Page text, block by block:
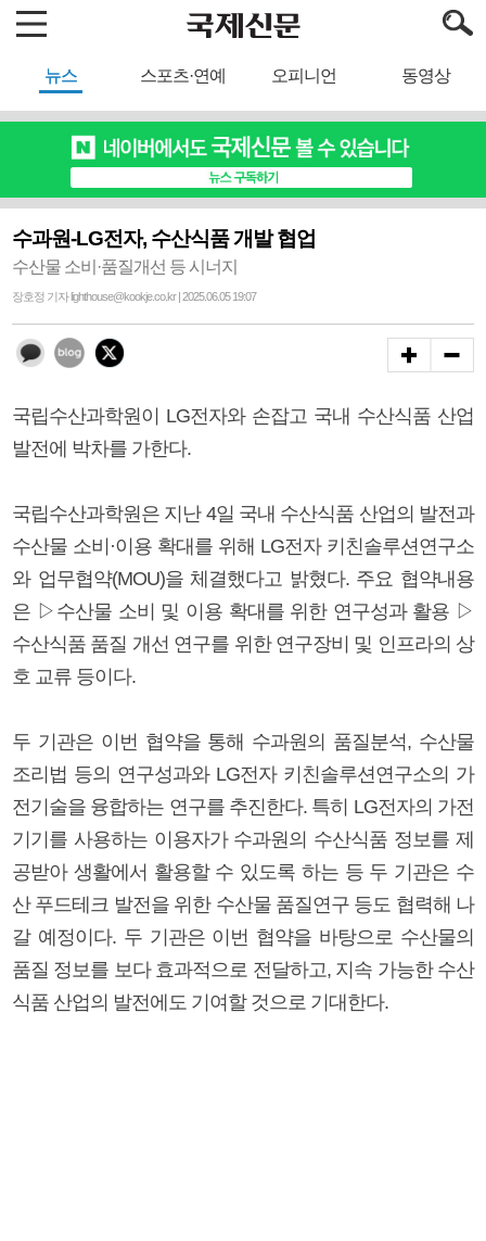
뉴스 스포츠·연예 오피니언 동영상
수과원-LG전자, 수산식품 개발 협업
수산물 소비·품질개선 등 시너지
장호정 기자 lighthouse@kookje.co.kr | 2025.06.05 19:07
국립수산과학원이 LG전자와 손잡고 국내 수산식품 산업
발전에 박차를 가한다.
국립수산과학원은 지난 4일 국내 수산식품 산업의 발전과
수산물 소비·이용 확대를 위해 LG전자 키친솔루션연구소
와 업무협약(MOU)을 체결했다고 밝혔다. 주요 협약내용
은 ▷수산물 소비 및 이용 확대를 위한 연구성과 활용 ▷
수산식품 품질 개선 연구를 위한 연구장비 및 인프라의 상
호 교류 등이다.
두 기관은 이번 협약을 통해 수과원의 품질분석, 수산물
조리법 등의 연구성과와 LG전자 키친솔루션연구소의 가
전기술을 융합하는 연구를 추진한다. 특히 LG전자의 가전
기기를 사용하는 이용자가 수과원의 수산식품 정보를 제
공받아 생활에서 활용할 수 있도록 하는 등 두 기관은 수
산 푸드테크 발전을 위한 수산물 품질연구 등도 협력해 나
갈 예정이다. 두 기관은 이번 협약을 바탕으로 수산물의
품질 정보를 보다 효과적으로 전달하고, 지속 가능한 수산
식품 산업의 발전에도 기여할 것으로 기대한다.